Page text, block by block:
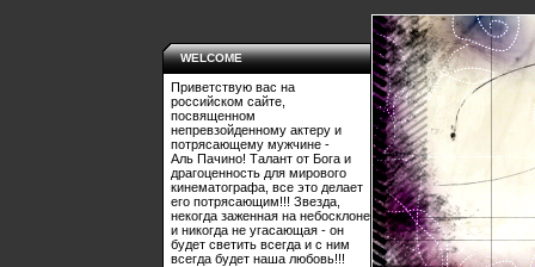
WELCOME
Приветствую вас на
российском сайте,
посвященном
непревзойденному актеру и
потрясающему мужчине -
Аль Пачино! Талант от Бога и
драгоценность для мирового
кинематографа, все это делает
его потрясающим!!! Звезда,
некогда заженная на небосклоне
и никогда не угасающая - он
будет светить всегда и с ним
всегда будет наша любовь!!!